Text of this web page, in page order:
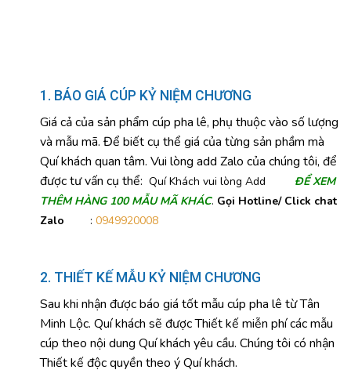
1. BÁO GIÁ CÚP KỶ NIỆM CHƯƠNG
Giá cả của sản phẩm cúp pha lê, phụ thuộc vào số lượng
và mẫu mã. Để biết cụ thể giá của từng sản phầm mà
Quí khách quan tâm. Vui lòng add Zalo của chúng tôi, để
được tư vấn cụ thể: Quí Khách vui lòng Add
ĐỂ XEM
THÊM HÀNG 100 MẪU MÃ KHÁC. Gọi Hotline/ Click chat
Zalo
: 0949920008
2. THIẾT KẾ MẪU KỶ NIỆM CHƯƠNG
Sau khi nhận được báo giá tốt mẫu cúp pha lê từ Tân
Minh Lộc. Quí khách sẽ được Thiết kế miễn phí các mẫu
cúp theo nội dung Quí khách yêu cầu. Chúng tôi có nhận
Thiết kế độc quyền theo ý Quí khách.